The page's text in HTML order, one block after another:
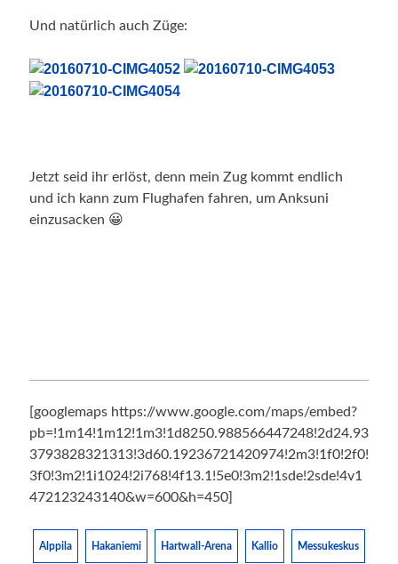
Und natürlich auch Züge:
Jetzt seid ihr erlöst, denn mein Zug kommt endlich
und ich kann zum Flughafen fahren, um Anksuni
einzusacken 😀
[googlemaps https://www.google.com/maps/embed?
pb=!1m14!1m12!1m3!1d8250.988566447248!2d24.93
3793828321313!3d60.19236721420974!2m3!1f0!2f0!
3f0!3m2!1i1024!2i768!4f13.1!5e0!3m2!1sde!2sde!4v1
472123243140&w=600&h=450]
Alppila Hakaniemi Hartwall-Arena Kallio Messukeskus